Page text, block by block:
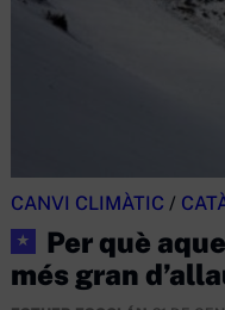
CANVI CLIMÀTIC /
★
Per què
més gran